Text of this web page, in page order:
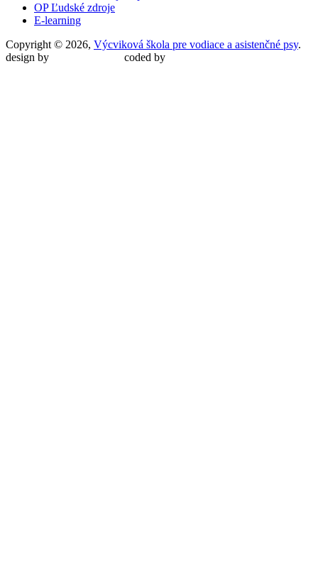
OP Ľudské zdroje
E-learning
Copyright © 2026, Výcviková škola pre vodiace a asistenčné psy.
design by
coded by